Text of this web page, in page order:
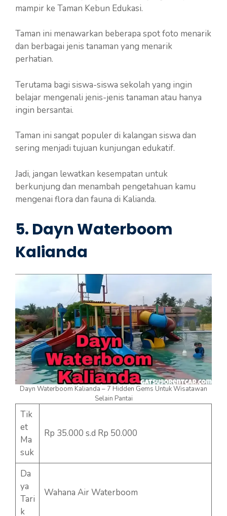
mampir ke Taman Kebun Edukasi.
Taman ini menawarkan beberapa spot foto menarik
dan berbagai jenis tanaman yang menarik
perhatian.
Terutama bagi siswa-siswa sekolah yang ingin
belajar mengenali jenis-jenis tanaman atau hanya
ingin bersantai.
Taman ini sangat populer di kalangan siswa dan
sering menjadi tujuan kunjungan edukatif.
Jadi, jangan lewatkan kesempatan untuk
berkunjung dan menambah pengetahuan kamu
mengenai flora dan fauna di Kalianda.
5. Dayn Waterboom
Kalianda
Dayn Waterboom Kalianda – 7 Hidden Gems Untuk Wisatawan
Selain Pantai
Tik
et
Ma
suk
Rp 35.000 s.d Rp 50.000
Da
ya
Tari
k
Wahana Air Waterboom